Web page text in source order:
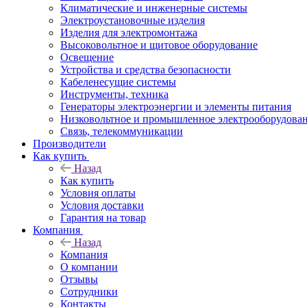
Климатические и инженерные системы
Электроустановочные изделия
Изделия для электромонтажа
Высоковольтное и щитовое оборудование
Освещение
Устройства и средства безопасности
Кабеленесущие системы
Инструменты, техника
Генераторы электроэнергии и элементы питания
Низковольтное и промышленное
Связь, телекоммуникации
Производители
Как купить
Назад
Как купить
Условия оплаты
Условия доставки
Гарантия на товар
Компания
Назад
Компания
О компании
Отзывы
Сотрудники
Контакты